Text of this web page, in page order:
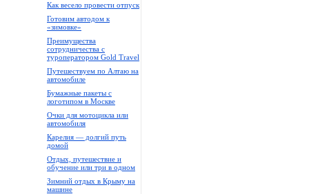
Как весело провести отпуск
Готовим автодом к
«зимовке»
Преимущества
сотрудничества с
туроператором Gold Travel
Путешествуем по Алтаю на
автомобиле
Бумажные пакеты с
логотипом в Москве
Очки для мотоцикла или
автомобиля
Карелия — долгий путь
домой
Отдых, путешествие и
обучение или три в одном
Зимний отдых в Крыму на
машине